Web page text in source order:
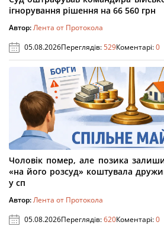
ігнорування рішення на 66 560 грн
Автор:Лента от Протокола
05.08.2026Переглядів:529Коментарі:0
Чоловік помер, але позика
«на його розсуд» коштувала
у сп
Автор:Лента от Протокола
05.08.2026Переглядів:620Коментарі:0